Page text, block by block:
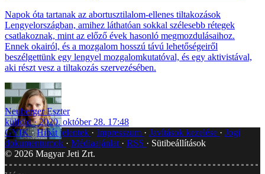
Napok óta tartanak az abortusztilalom-ellenes tiltakozások
Lengyelországban, amihez láthatóan sokkal szélesebb rétegek
csatlakoznak, mint az előző évek hasonló megmozdulásaihoz.
Ennek okairól, és a mozgalom hosszú távú lehetőségeiről
beszélgettünk egy lengyel mozgalomkutatóval, és egy aktivistával,
aki részt vesz a tiltakozás szervezésében.
Neuberger Eszter
külföld
2020. október 28. 17:48
GYIK Hibát jelentek Impresszum Javítások kezelése
Jogi
dokumentumok
Médiaajánlat RSS
Sütibeállítások
© 2026 Magyar Jeti Zrt.